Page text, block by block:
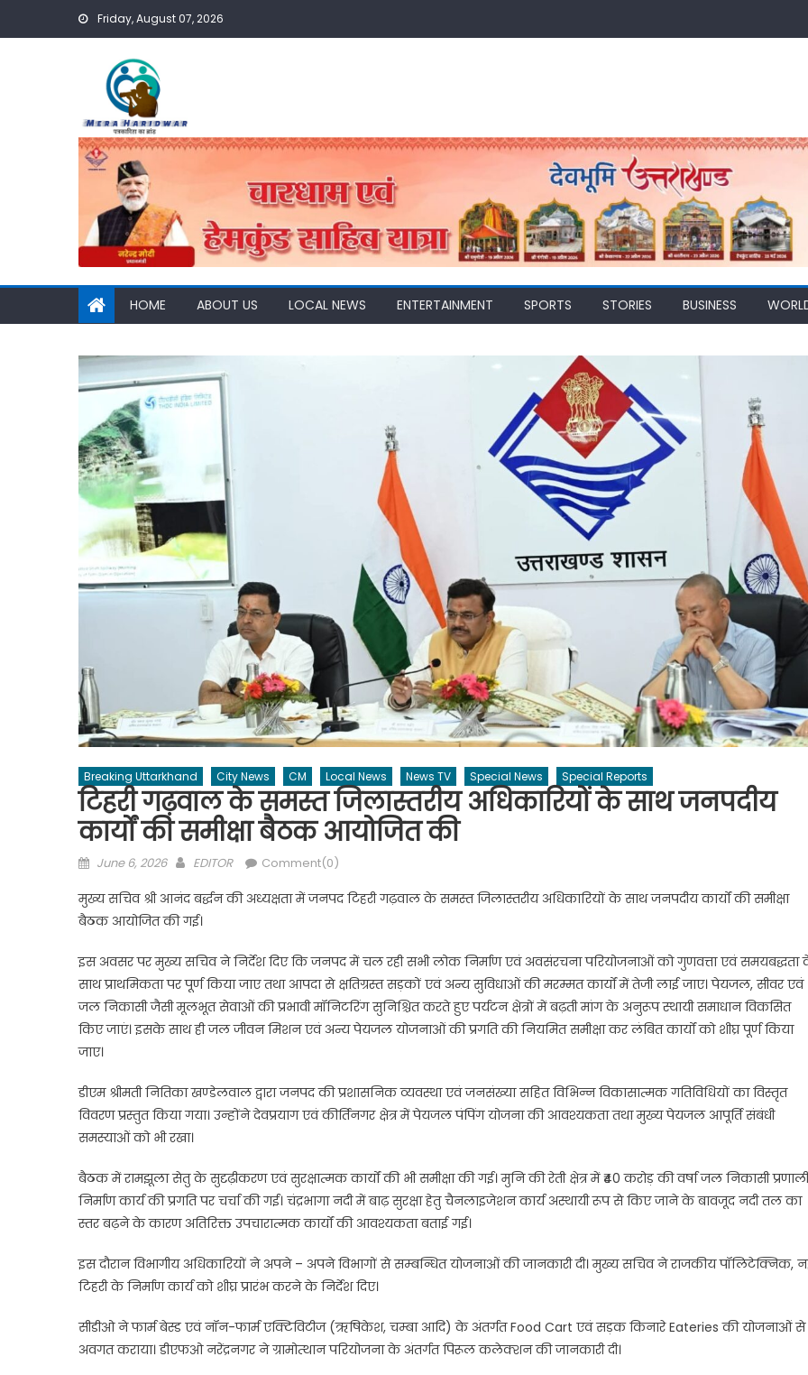
Friday, August 07, 2026
HOME ABOUT US LOCAL NEWS ENTERTAINMENT SPORTS STORIES BUSINESS
Breaking Uttarkhand City News CM Local News News TV Special News Special Reports
टिहरी गढ़वाल के समस्त जिलास्तरीय अधिकारियों के साथ जनपदीय
कार्यों की समीक्षा बैठक आयोजित की
Posted
June 6, 2026 Author
EDITOR Comment(0)
मुख्य सचिव श्री आनंद बर्द्धन की अध्यक्षता में जनपद टिहरी गढ़वाल के समस्त जिलास्तरीय अधिकारियों के साथ जनपदीय कार्यों की समीक्षा
बैठक आयोजित की गई।
इस अवसर पर मुख्य सचिव ने निर्देश दिए कि जनपद में चल रही सभी लोक निर्माण एवं अवसंरचना परियोजनाओं को गुणवत्ता एवं समयबद्धता
साथ प्राथमिकता पर पूर्ण किया जाए तथा आपदा से क्षतिग्रस्त सड़कों एवं अन्य सुविधाओं की मरम्मत कार्यों में तेजी लाई जाए। पेयजल, सीवर एवं
जल निकासी जैसी मूलभूत सेवाओं की प्रभावी मॉनिटरिंग सुनिश्चित करते हुए पर्यटन क्षेत्रों में बढ़ती मांग के अनुरूप स्थायी समाधान विकसित
किए जाएं। इसके साथ ही जल जीवन मिशन एवं अन्य पेयजल योजनाओं की प्रगति की नियमित समीक्षा कर लंबित कार्यों को शीघ्र पूर्ण किया
जाए।
डीएम श्रीमती नितिका खण्डेलवाल द्वारा जनपद की प्रशासनिक व्यवस्था एवं जनसंख्या सहित विभिन्न विकासात्मक गतिविधियों का विस्तृत
विवरण प्रस्तुत किया गया। उन्होंने देवप्रयाग एवं कीर्तिनगर क्षेत्र में पेयजल पंपिंग योजना की आवश्यकता तथा मुख्य पेयजल आपूर्ति संबंधी
समस्याओं को भी रखा।
बैठक में रामझूला सेतु के सुदृढ़ीकरण एवं सुरक्षात्मक कार्यों की भी समीक्षा की गई। मुनि की रेती क्षेत्र में ₹40 करोड़ की वर्षा जल निकासी प्रणाली
निर्माण कार्य की प्रगति पर चर्चा की गई। चंद्रभागा नदी में बाढ़ सुरक्षा हेतु चैनलाइजेशन कार्य अस्थायी रूप से किए जाने के बावजूद नदी तल का
स्तर बढ़ने के कारण अतिरिक्त उपचारात्मक कार्यों की आवश्यकता बताई गई।
इस दौरान विभागीय अधिकारियों ने अपने – अपने विभागों से सम्बन्धित योजनाओं की जानकारी दी। मुख्य सचिव ने राजकीय पॉलिटेक्निक,
टिहरी के निर्माण कार्य को शीघ्र प्रारंभ करने के निर्देश दिए।
सीडीओ ने फार्म बेस्ड एवं नॉन-फार्म एक्टिविटीज (ऋषिकेश, चम्बा आदि) के अंतर्गत Food Cart एवं सड़क किनारे Eateries की योजनाओं से
अवगत कराया। डीएफओ नरेंद्रनगर ने ग्रामोत्थान परियोजना के अंतर्गत पिरूल कलेक्शन की जानकारी दी।